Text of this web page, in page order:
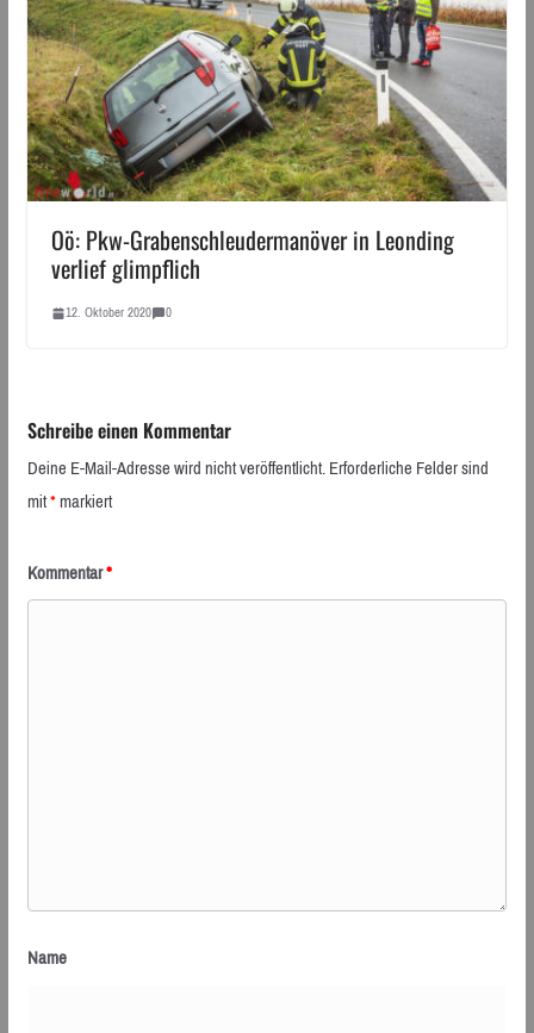
Oö: Pkw-Grabenschleudermanöver in Leonding
verlief glimpflich
12. Oktober 2020 0
Schreibe einen Kommentar
Deine E-Mail-Adresse wird nicht veröffentlicht.Erforderliche Felder sind
mit*markiert
Kommentar*
Name